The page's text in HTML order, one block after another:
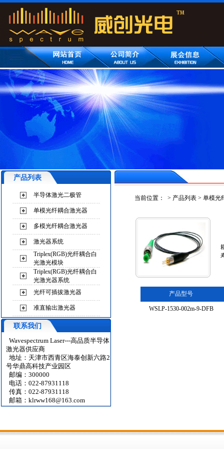
产品列表
半导体激光二极管
单模光纤耦合激光器
多模光纤耦合激光器
激光器系统
Triplex(RGB)光纤耦合白
光激光模块
Triplex(RGB)光纤耦合白
光激光器系统
光纤可插拔激光器
准直输出激光器
联系我们
Wavespectrum Laser---高品质半导体
激光器供应商
地址：天津市西青区海泰创新六路2
号华鼎高科技产业园区
邮编：300000
电话：022-87931118
传真：022-87931118
邮箱： klrww168@163.com
当前位置： > 产品列表> 单模光
产品型号
WSLP-1530-002m-9-DFB